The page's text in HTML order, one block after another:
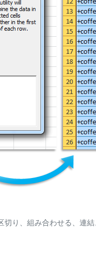
り、組み合わせる、連